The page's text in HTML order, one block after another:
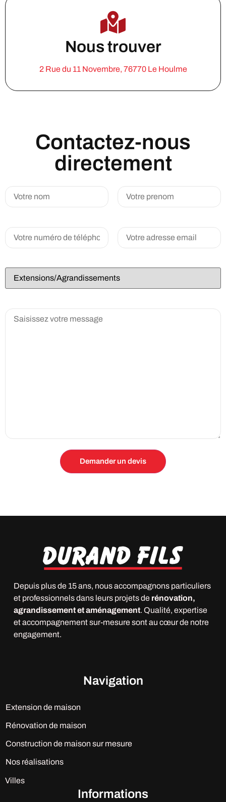
Nous trouver
2 Rue du 11 Novembre, 76770 Le Houlme
Contactez-nous
directement
Depuis plus de 15 ans, nous accompagnons particuliers
et professionnels dans leurs projets de rénovation,
agrandissement et aménagement. Qualité, expertise
et accompagnement sur-mesure sont au cœur de notre
engagement.
Navigation
Extension de maison
Rénovation de maison
Construction de maison sur mesure
Nos réalisations
Villes
Informations